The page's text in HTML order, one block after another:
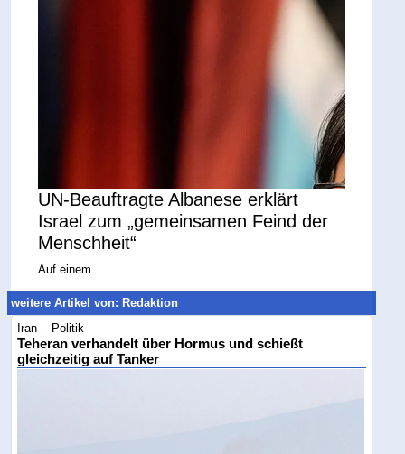
UN-Beauftragte Albanese erklärt
Israel zum „gemeinsamen Feind der
Menschheit“
Auf einem ...
weitere Artikel von: Redaktion
Iran -- Politik
Teheran verhandelt über Hormus und schießt
gleichzeitig auf Tanker